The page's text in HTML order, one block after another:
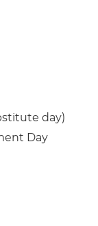
day)
Day